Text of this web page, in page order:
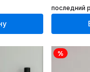
последний
%